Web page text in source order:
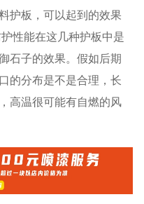
护板，可以起到的效果
性能在这几种护板中是
石子的效果。假如后期
的分布是不是合理，长
高温很可能有自燃的风